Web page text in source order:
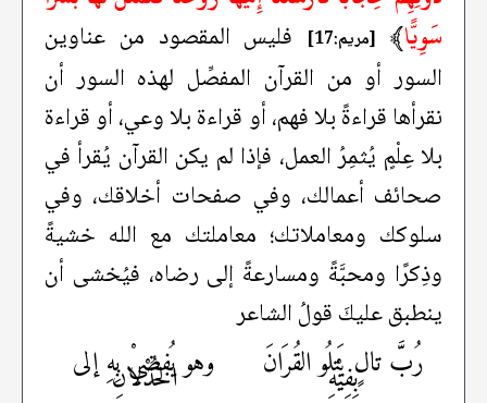
سَوِيًّا﴾ [مريم:17]
فليس المقصود من عناوين
السور أو من القرآن المفصِّل لهذه السور أن
نقرأها قراءةً بلا فهم، أو قراءة بلا وعي، أو قراءة
بلا عِلْمٍ يُثمِرُ العمل، فإذا لم يكن القرآن يُقرأ في
صحائف أعمالك، وفي صفحات أخلاقك، وفي
سلوكك ومعاملاتك؛ معاملتك مع الله خشيةً
وذِكرًا ومحبَّةً ومسارعةً إلى رضاه، فيُخشى أن
ينطبق عليكَ قولُ الشاعر
رُبَّ تالٍ يَتلُو القُرَانَ
بِفِيْهِ وهو يُفضِيْ بِهِ إلى
الخُذْلانِ